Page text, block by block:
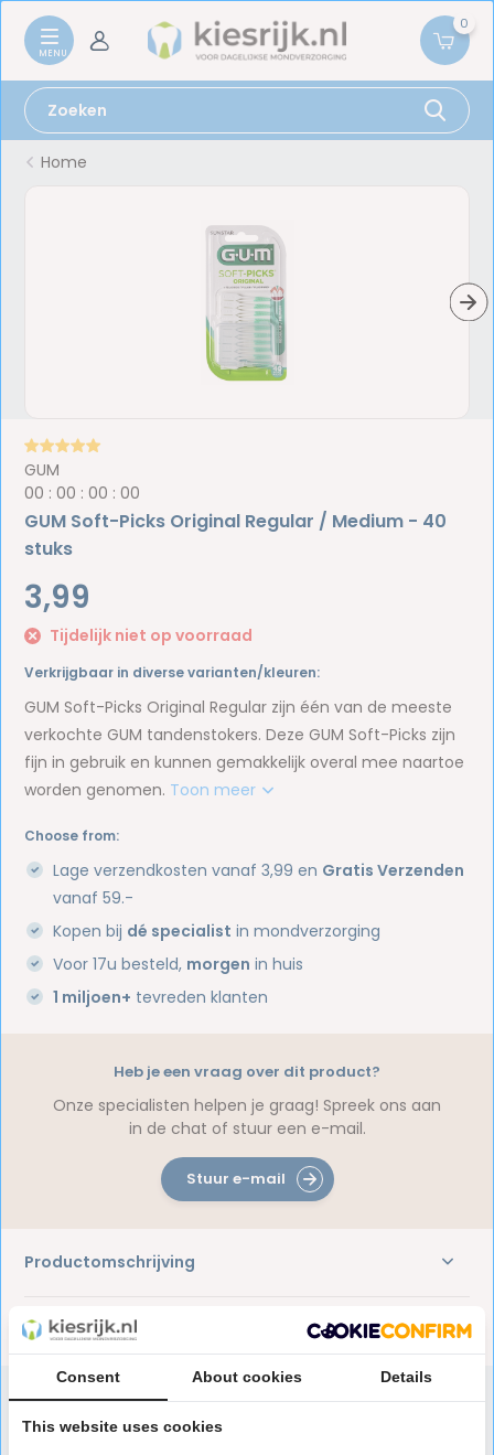
0
Home
GUM
00 :00 :00 :00
GUM Soft-Picks Original Regular / Medium - 40
stuks
3,99
Tijdelijk niet op voorraad
Verkrijgbaar in diverse varianten/kleuren:
GUM Soft-Picks Original Regular zijn één van de meeste
verkochte GUM tandenstokers. Deze GUM Soft-Picks zijn
fijn in gebruik en kunnen gemakkelijk overal mee naartoe
worden genomen. Toon meer
Choose from:
Lage verzendkosten vanaf 3,99 en Gratis Verzenden
vanaf 59.-
Kopen bij dé specialist in mondverzorging
Voor 17u besteld, morgen in huis
1 miljoen+ tevreden klanten
Productomschrijving
Reviews
Heb je een vraag over dit product?
Onze specialisten helpen je graag! Spreek ons aan
in de chat of stuur een e-mail.
Stuur e-mail
Consent About cookies Details
This website uses cookies